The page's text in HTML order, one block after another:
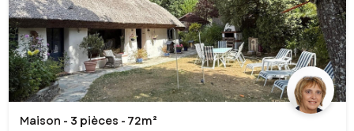
Maison - 3 pièces - 72m²